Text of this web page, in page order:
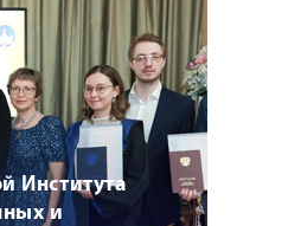
Института
и